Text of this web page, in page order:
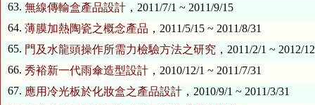
63. 無線傳輸盒產品設計 ，2011/7/1 ~ 2011/9/15
64. 薄膜加熱陶瓷之概念產品 ，2011/5/15 ~ 2011/8/31
65. 門及水龍頭操作所需力檢驗方法之研究 ，2011/2/1 ~ 2012/
66. 秀裕新一代雨傘造型設計 ，2010/12/1 ~ 2011/7/31
67. 應用冷光板於化妝盒之產品設計 ，2010/9/1 ~ 2011/3/31